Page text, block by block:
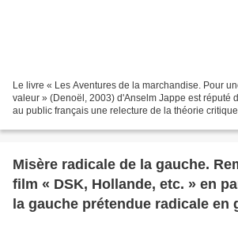
Le livre « Les Aventures de la marchandise. Pour
valeur » (Denoël, 2003) d'Anselm Jappe est réputé
au public français une relecture de la théorie critique
Misère radicale de la gauche.
film « DSK, Hollande, etc. » en
la gauche prétendue radicale en